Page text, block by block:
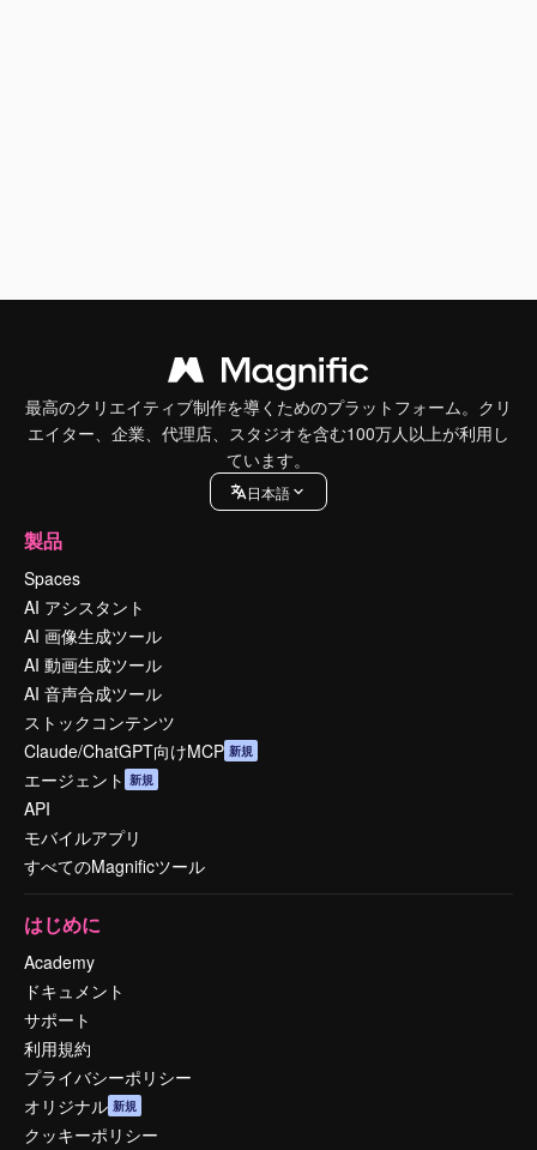
最高のクリエイティブ制作を導くためのプラットフォーム。クリ
エイター、企業、代理店、スタジオを含む100万人以上が利用し
ています。
日本語
製品
Spaces
AI アシスタント
AI 画像生成ツール
AI 動画生成ツール
AI 音声合成ツール
ストックコンテンツ
Claude/ChatGPT向けMCP 新規
エージェント 新規
API
モバイルアプリ
すべてのMagnificツール
はじめに
Academy
ドキュメント
サポート
利用規約
プライバシーポリシー
オリジナル 新規
クッキーポリシー